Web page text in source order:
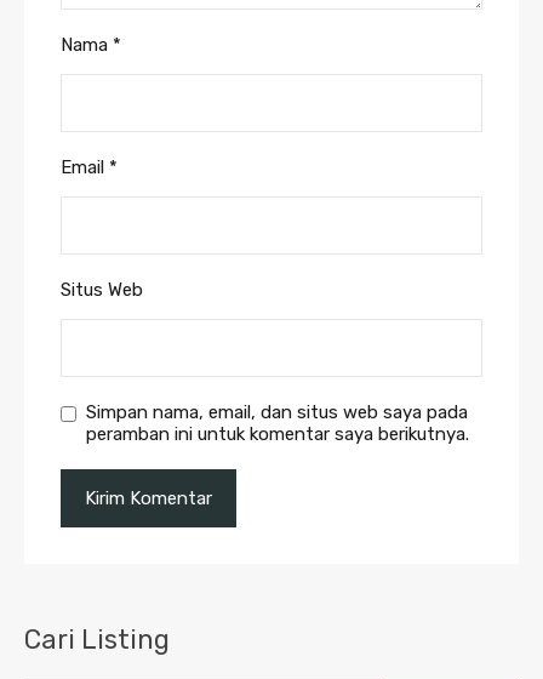
Nama *
Email *
Situs Web
Simpan nama, email, dan situs web saya pada
peramban ini untuk komentar saya berikutnya.
Cari Listing